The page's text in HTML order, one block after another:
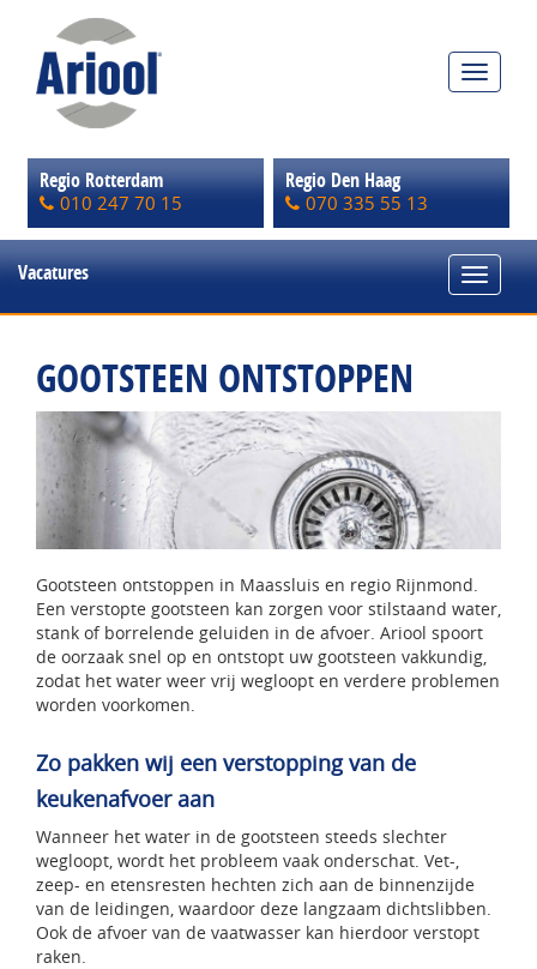
Toggle
Regio Rotterdam
010 247 70 15
Regio Den Haag
070 335 55 13
Vacatures
Toggle
GOOTSTEEN ONTSTOPPEN
Gootsteen ontstoppen in Maassluis en regio Rijnmond.
Een verstopte gootsteen kan zorgen voor stilstaand water,
stank of borrelende geluiden in de afvoer. Ariool spoort
de oorzaak snel op en ontstopt uw gootsteen vakkundig,
zodat het water weer vrij wegloopt en verdere problemen
worden voorkomen.
Zo pakken wij een verstopping van de
keukenafvoer aan
Wanneer het water in de gootsteen steeds slechter
wegloopt, wordt het probleem vaak onderschat. Vet-,
zeep- en etensresten hechten zich aan de binnenzijde
van de leidingen, waardoor deze langzaam dichtslibben.
Ook de afvoer van de vaatwasser kan hierdoor verstopt
raken.